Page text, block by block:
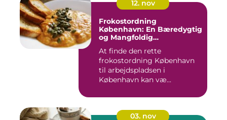
12. nov
Frokostordning
København: En Bæredygtig
og Mangfoldig
At finde den rette
frokostordning København
til arbejdspladsen i
København kan væ...
03. nov